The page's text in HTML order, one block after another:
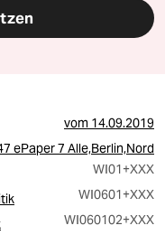
vom 14.09.2019
ePaper 7 Alle,Berlin,Nord
WI01+XXX
WI0601+XXX
WI060102+XXX